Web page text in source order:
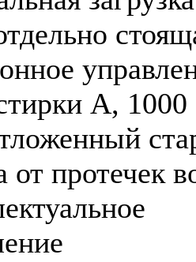
A,
от протечек